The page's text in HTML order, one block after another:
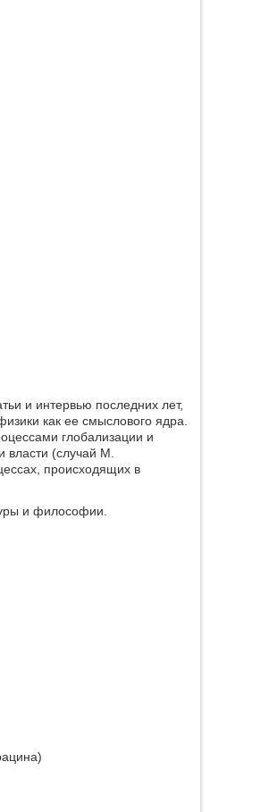
и интервью последних лет,
как ее смыслового ядра.
глобализации и
(случай М.
происходящих в
и философии.